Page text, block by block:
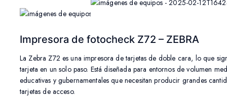
Impresora de fotocheck Z72 – ZEBRA
La Zebra Z72 es una impresora de tarjetas de doble cara, lo que
tarjeta en un solo paso. Está diseñada para entornos de volumen
educativas y gubernamentales que necesitan producir grandes
tarjetas de acceso.